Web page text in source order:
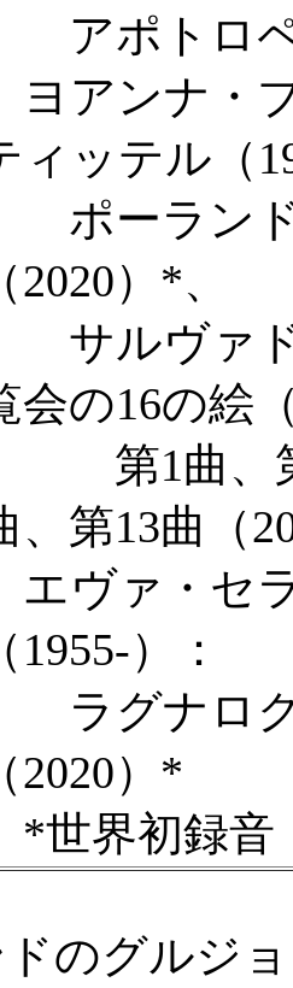
アポトロペ
ヨアンナ・
ィッテル（
ポーランド
（2020）*、
サルヴァド
会の16の絵
第1曲、第
、第13曲（
エヴァ・セ
（1955-）：
ラグナロク
（2020）*
*世界初録音
のグルジ